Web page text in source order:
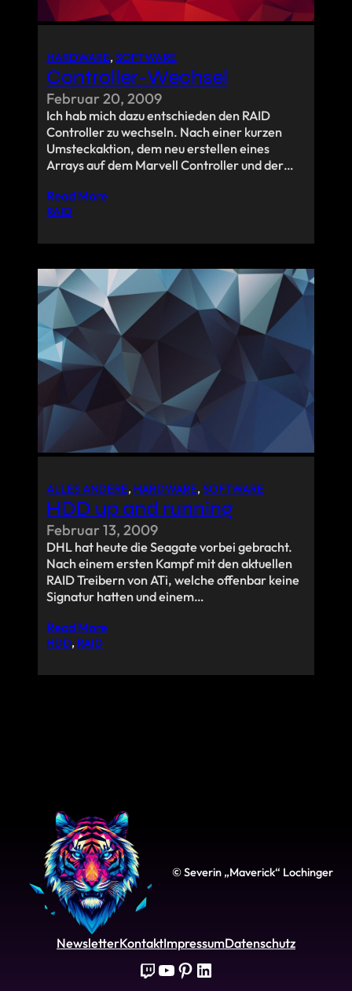
HARDWARE, SOFTWARE
Controller-Wechsel
Februar 20, 2009
Ich hab mich dazu entschieden den RAID
Controller zu wechseln. Nach einer kurzen
Umsteckaktion, dem neu erstellen eines
Arrays auf dem Marvell Controller und der…
Read More
RAID
ALLES ANDERE, HARDWARE, SOFTWARE
HDD up and running
Februar 13, 2009
DHL hat heute die Seagate vorbei gebracht.
Nach einem ersten Kampf mit den aktuellen
RAID Treibern von ATi, welche offenbar keine
Signatur hatten und einem…
Read More
HDD, RAID
© Severin „Maverick“ Lochinger
NewsletterKontaktImpressumDatenschutz
Twitch YouTube Pinterest LinkedIn